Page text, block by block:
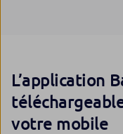
L’application
votre mobile